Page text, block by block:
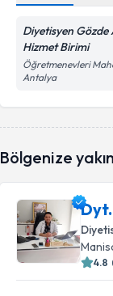
Diyetisyen Gözde
Hizmet Birimi
Öğretmenevleri
Antalya
Bölgenize
4.8